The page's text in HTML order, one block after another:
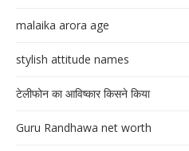
malaika arora age
stylish attitude names
टेलीफोन का आविष्कार किसने किया
Guru Randhawa net worth